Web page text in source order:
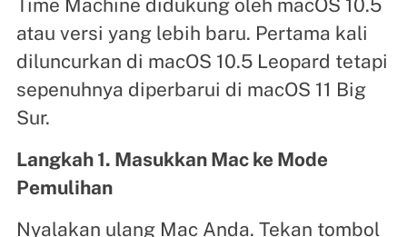
Time Machine didukung oleh macOS 10.5
atau versi yang lebih baru. Pertama kali
diluncurkan di macOS 10.5 Leopard tetapi
sepenuhnya diperbarui di macOS 11 Big
Sur.
Langkah 1. Masukkan Mac ke Mode
Pemulihan
Nyalakan ulang Mac Anda. Tekan tombol